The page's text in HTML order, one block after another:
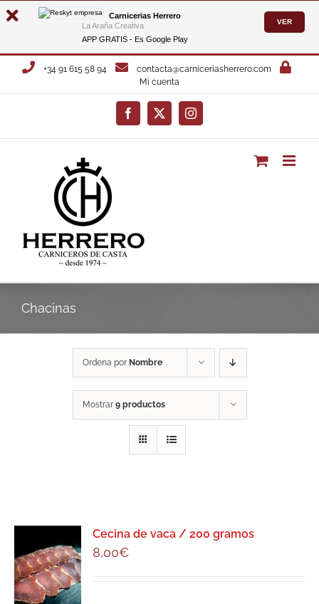
Carnicerias Herrero
La Araña Creativa
APP GRATIS - Es Google Play
VER
Saltar
+34 91 615 58 94
contacta@carniceriasherrero.com
Mi cuenta
Facebook
X Instagram
Chacinas
Ordena por Nombre
Mostrar 9 productos
Cecina de vaca / 200 gramos
8,00€